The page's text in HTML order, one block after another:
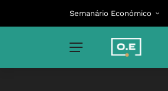
Semanário Económico